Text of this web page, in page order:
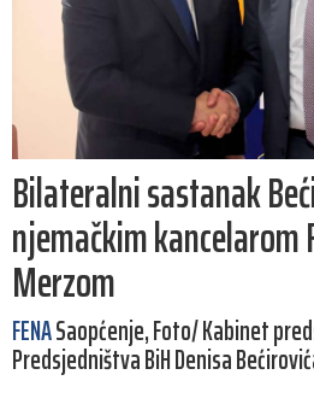
Bilateralni sastanak
njemačkim kancelarom
Merzom
FENASaopćenje, Foto/ Kabinet
Predsjedništva BiH Denisa